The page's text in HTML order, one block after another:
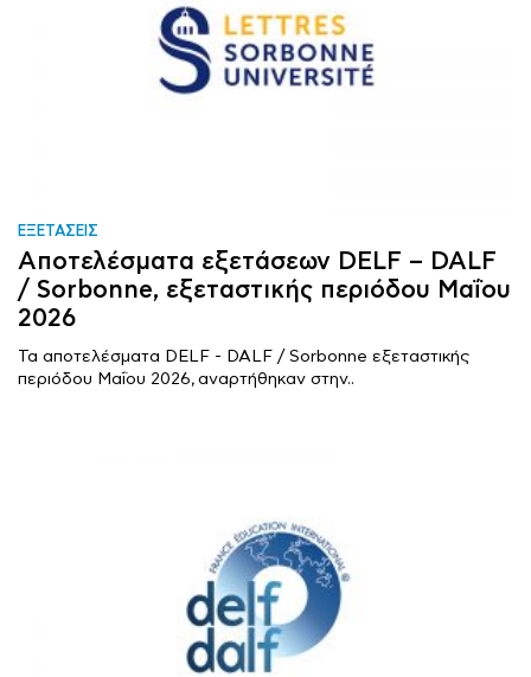
ΕΞΕΤΑΣΕΙΣ
Αποτελέσματα εξετάσεων DELF – DALF
/ Sorbonne, εξεταστικής περιόδου Μαΐου
2026
Τα αποτελέσματα DELF - DALF / Sorbonne εξεταστικής
περιόδου Μαΐου 2026, αναρτήθηκαν στην..